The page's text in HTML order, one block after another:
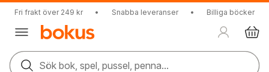
Fri frakt över 249 kr • Snabba leveranser • Billiga böcker
Sök bok, spel, pussel, penna...